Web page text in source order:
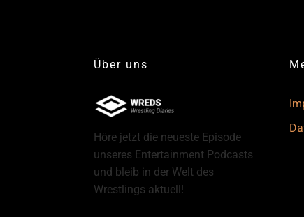
Über uns
Höre jetzt die neueste Episode
unseres Entertainment Podcasts
und bleib in der Welt des
Wrestlings aktuell!